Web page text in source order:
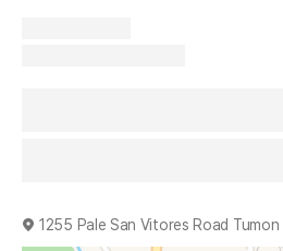
1255 Pale San Vitores Road Tumon Bay,